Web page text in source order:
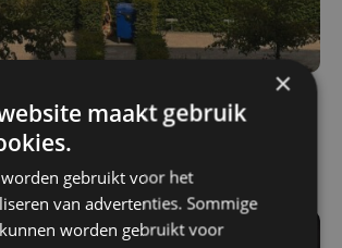
za 1 augustus | 17:21
E403 in Izegem: drie rijstroken
×
maakt gebruik
worden gebruikt voor het
van advertenties. Sommige
worden gebruikt voor